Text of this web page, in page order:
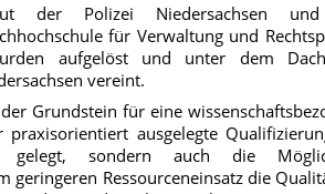
der Polizei Niedersachsen
für Verwaltung und
aufgelöst und unter dem
vereint.
Grundstein für eine
praxisorientiert ausgelegte
gelegt, sondern auch die
geringeren Ressourceneinsatz die